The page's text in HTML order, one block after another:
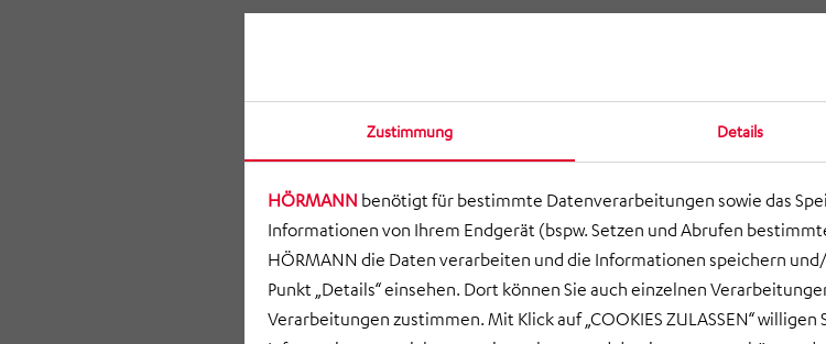
Zustimmung Details
HÖRMANN benötigt für bestimmte Datenverarbeitungen sowie das
Informationen von Ihrem Endgerät (bspw. Setzen und Abrufen
HÖRMANN die Daten verarbeiten und die Informationen speichern
Punkt „Details“ einsehen. Dort können Sie auch einzelnen
Verarbeitungen zustimmen. Mit Klick auf „COOKIES ZULASSEN“
verschiedenen Branchen und
Warehouse Management
realisieren wir für Sie eine
und zukunftssichere
ROBERT HEINZ | BEREICHSLEITER AUTOSTORE
HÖRMANN INTRALOGISTICS SOLUTIONS GMBH